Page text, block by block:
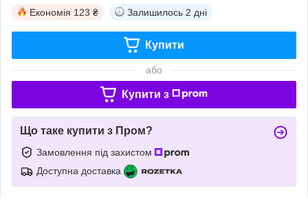
Економія 123 ₴ Залишилось 2 дні
Купити
або
Купити з
Що таке купити з Пром?
Замовлення під захистом
Доступна доставка